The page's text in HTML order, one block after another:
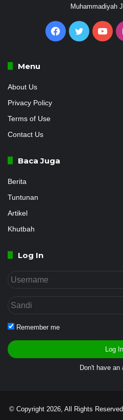
Muhammadiyah
Facebook
Twitter
Menu
About Us
Privacy Policy
Terms of Use
Contact Us
Baca Juga
Berita
Tuntunan
Artikel
Khutbah
Log In
Remember me
Log In
Don't have an
© Copyright 2026, All Rights